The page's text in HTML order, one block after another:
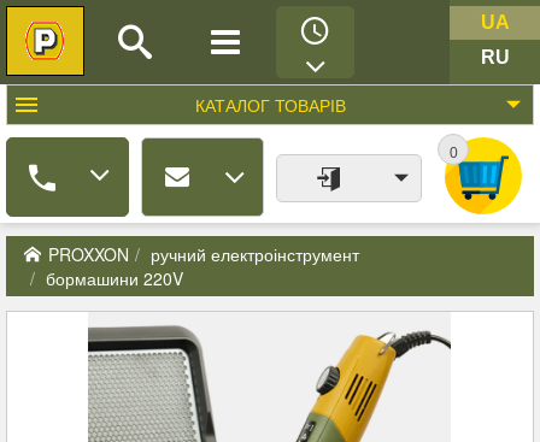
UA
RU
КАТАЛОГ ТОВАРІВ
0
PROXXON
ручний електроінструмент
бормашини 220V